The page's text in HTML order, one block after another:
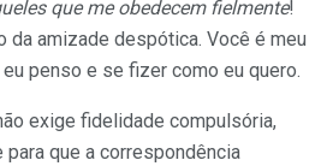
que me obedecem fielmente!
da amizade despótica. Você é meu
penso e se fizer como eu quero.
exige fidelidade compulsória,
que a correspondência